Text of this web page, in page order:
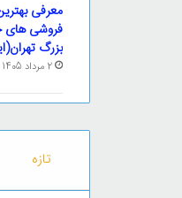
معرفی
فروشی های
بزرگ
2 مرداد 1405
تازه